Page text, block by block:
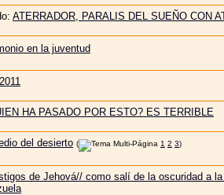
ATERRADOR, PARALIS DEL SUEÑO CON
en la juventud
HA PASADO POR ESTO? ES TERRIBLE
del desierto ( 1 2 3)
de Jehová// como salí de la oscuridad a